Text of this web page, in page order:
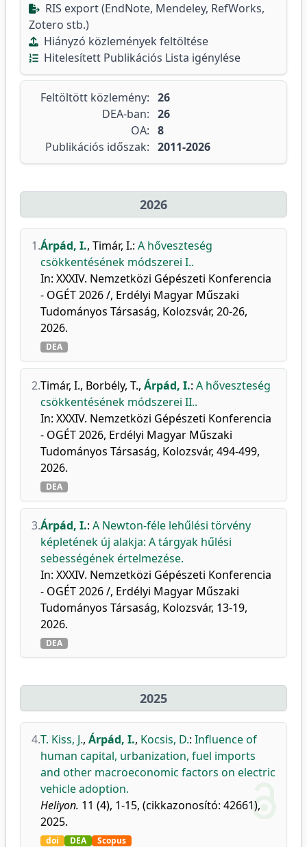
RIS export (EndNote, Mendeley, RefWorks,
Zotero stb.)
Hiányzó közlemények feltöltése
Hitelesített Publikációs Lista igénylése
Feltöltött közlemény: 26
DEA-ban: 26
OA: 8
Publikációs időszak: 2011-2026
2026
1.Árpád, I., Timár, I.: A hőveszteség
csökkentésének módszerei I..
In: XXXIV. Nemzetközi Gépészeti Konferencia
- OGÉT 2026 /, Erdélyi Magyar Műszaki
Tudományos Társaság, Kolozsvár, 20-26,
2026.
DEA
2.Timár, I., Borbély, T., Árpád, I.: A hőveszteség
csökkentésének módszerei II..
In: XXXIV. Nemzetközi Gépészeti Konferencia
- OGÉT 2026, Erdélyi Magyar Műszaki
Tudományos Társaság, Kolozsvár, 494-499,
2026.
DEA
3.Árpád, I.: A Newton-féle lehűlési törvény
képletének új alakja: A tárgyak hűlési
sebességének értelmezése.
In: XXXIV. Nemzetközi Gépészeti Konferencia
- OGÉT 2026 /, Erdélyi Magyar Műszaki
Tudományos Társaság, Kolozsvár, 13-19,
2026.
DEA
2025
4.T. Kiss, J., Árpád, I., Kocsis, D.: Influence of
human capital, urbanization, fuel imports
and other macroeconomic factors on electric
vehicle adoption.
Heliyon. 11 (4), 1-15, (cikkazonosító: 42661),
2025.
doi DEA Scopus